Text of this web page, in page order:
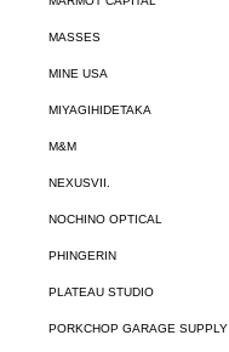
MASSES
MINE USA
MIYAGIHIDETAKA
M&M
NEXUSVII.
NOCHINO OPTICAL
PHINGERIN
PLATEAU STUDIO
PORKCHOP GARAGE SUPPLY